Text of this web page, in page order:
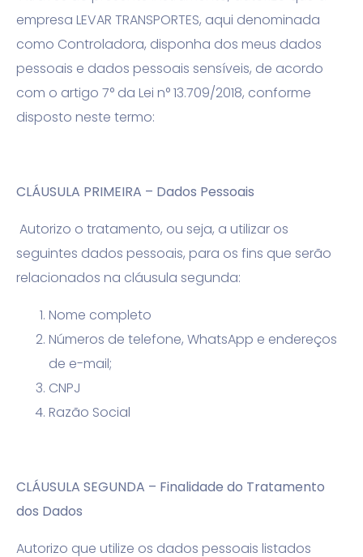
empresa LEVAR TRANSPORTES, aqui denominada
como Controladora, disponha dos meus dados
pessoais e dados pessoais sensíveis, de acordo
com o artigo 7° da Lei n° 13.709/2018, conforme
disposto neste termo:
CLÁUSULA PRIMEIRA – Dados Pessoais
Autorizo o tratamento, ou seja, a utilizar os
seguintes dados pessoais, para os fins que serão
relacionados na cláusula segunda:
Nome completo
Números de telefone, WhatsApp e endereços
de e-mail;
CNPJ
Razão Social
CLÁUSULA SEGUNDA – Finalidade do Tratamento
dos Dados
Autorizo que utilize os dados pessoais listados